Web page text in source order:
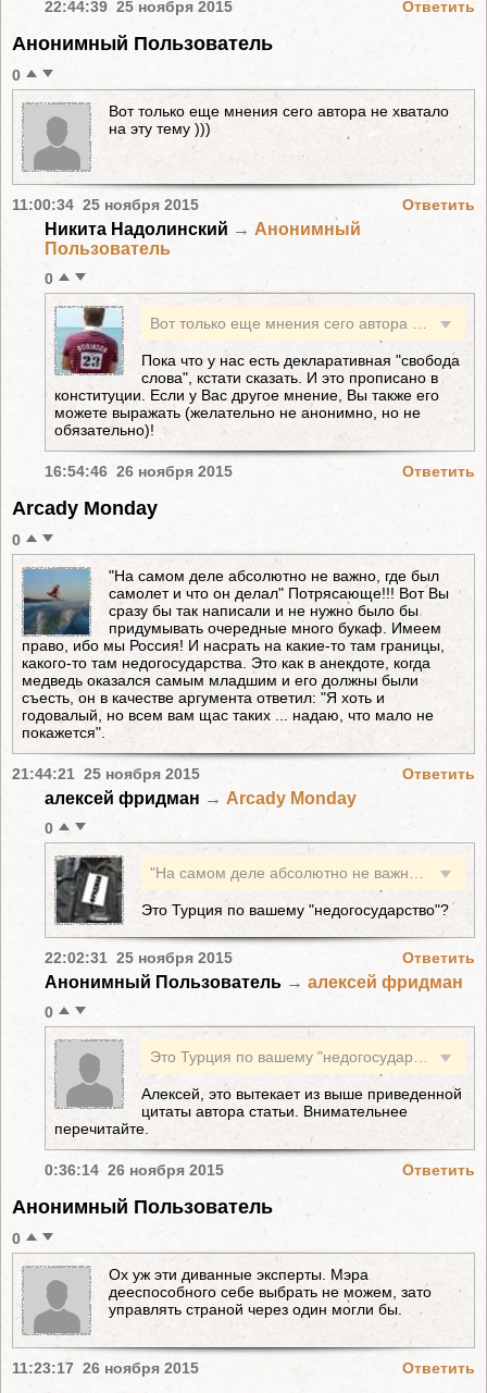
22:44:39 25 ноября 2015 Ответить
Анонимный Пользователь
0
Вот только еще мнения сего автора не хватало
на эту тему )))
11:00:34 25 ноября 2015 Ответить
Никита Надолинский → Анонимный
Пользователь
0
Пока что у нас есть декларативная "свобода
слова", кстати сказать. И это прописано в
конституции. Если у Вас другое мнение, Вы также его
можете выражать (желательно не анонимно, но не
обязательно)!
16:54:46 26 ноября 2015 Ответить
Arcady Monday
0
"На самом деле абсолютно не важно, где был
самолет и что он делал" Потрясающе!!! Вот Вы
сразу бы так написали и не нужно было бы
придумывать очередные много букаф. Имеем
право, ибо мы Россия! И насрать на какие-то там границы,
какого-то там недогосударства. Это как в анекдоте, когда
медведь оказался самым младшим и его должны были
съесть, он в качестве аргумента ответил: "Я хоть и
годовалый, но всем вам щас таких ... надаю, что мало не
покажется".
21:44:21 25 ноября 2015 Ответить
алексей фридман → Arcady Monday
0
Это Турция по вашему "недогосударство"?
22:02:31 25 ноября 2015 Ответить
Анонимный Пользователь → алексей фридман
0
Алексей, это вытекает из выше приведенной
цитаты автора статьи. Внимательнее
перечитайте.
0:36:14 26 ноября 2015 Ответить
Анонимный Пользователь
0
Ох уж эти диванные эксперты. Мэра
дееспособного себе выбрать не можем, зато
управлять страной через один могли бы.
11:23:17 26 ноября 2015 Ответить